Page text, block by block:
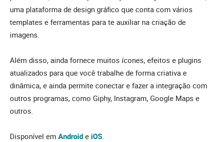
uma plataforma de design gráfico que conta com vários
templates e ferramentas para te auxiliar na criação de
imagens.
Além disso, ainda fornece muitos ícones, efeitos e plugins
atualizados para que você trabalhe de forma criativa e
dinâmica, e ainda permite conectar e fazer a integração com
outros programas, como Giphy, Instagram, Google Maps e
outros.
Disponível em Android e iOS.